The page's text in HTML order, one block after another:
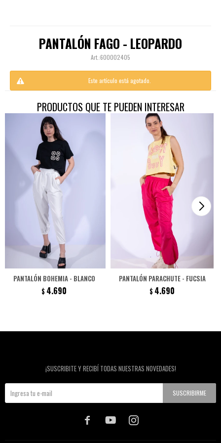
PANTALÓN FAGO - LEOPARDO
600002405
Este artículo está agotado.
PRODUCTOS QUE TE PUEDEN INTERESAR
PANTALÓN BOHEMIA - BLANCO
$ 4.690
PANTALÓN PARACHUTE - FUCSIA
$ 4.690
¡SUSCRIBITE Y RECIBÍ TODAS NUESTRAS NOVEDADES!
SUSCRIBIRME
  